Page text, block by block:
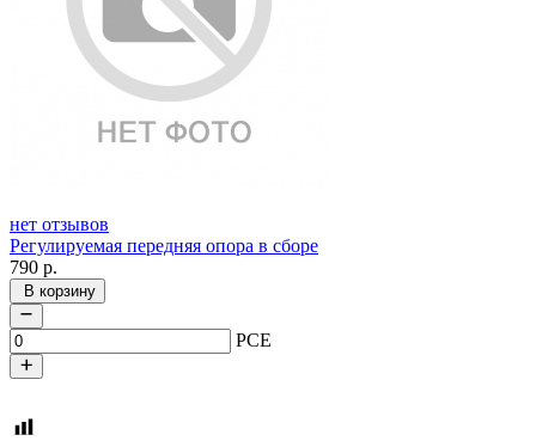
нет отзывов
Регулируемая передняя опора в сборе
790 р.
В корзину
PCE